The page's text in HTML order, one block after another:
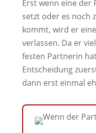
Erst wenn eine der
setzt oder es noch
kommt, wird er
verlassen. Da er
festen Partnerin
Entscheidung
dann erst einmal